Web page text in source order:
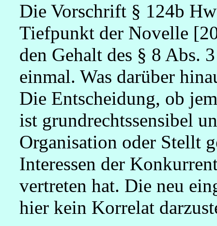
Die Vorschrift § 124b
Tiefpunkt der Novelle
den Gehalt des § 8 Abs.
einmal. Was darüber
Die Entscheidung, ob
ist grundrechtssensibel
Organisation oder Stellt
Interessen der
vertreten hat. Die neu
hier kein Korrelat